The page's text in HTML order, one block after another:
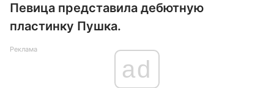
Певица представила дебютную
пластинку Пушка.
Реклама
ad